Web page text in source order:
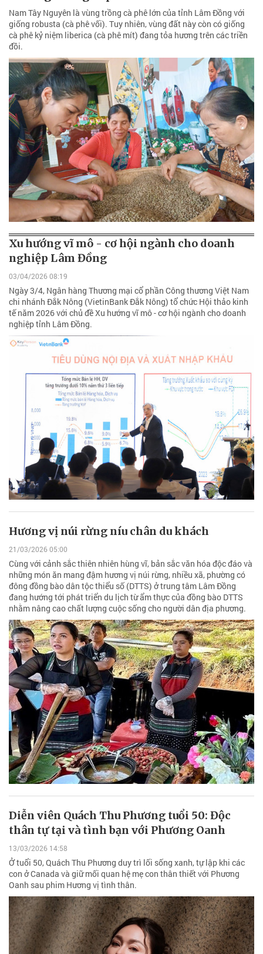
Nam Tây Nguyên là vùng trồng cà phê lớn của tỉnh Lâm Đồng với
giống robusta (cà phê vối). Tuy nhiên, vùng đất này còn có giống
cà phê kỷ niệm liberica (cà phê mít) đang tỏa hương trên các triền
đồi.
Xu hướng vĩ mô - cơ hội ngành cho doanh
nghiệp Lâm Đồng
03/04/2026 08:19
Ngày 3/4, Ngân hàng Thương mại cổ phần Công thương Việt Nam
chi nhánh Đắk Nông (VietinBank Đắk Nông) tổ chức Hội thảo kinh
tế năm 2026 với chủ đề Xu hướng vĩ mô - cơ hội ngành cho doanh
nghiệp tỉnh Lâm Đồng.
Hương vị núi rừng níu chân du khách
21/03/2026 05:00
Cùng với cảnh sắc thiên nhiên hùng vĩ, bản sắc văn hóa độc đáo và
những món ăn mang đậm hương vị núi rừng, nhiều xã, phường có
đông đồng bào dân tộc thiểu số (DTTS) ở trung tâm Lâm Đồng
đang hướng tới phát triển du lịch từ ẩm thực của đồng bào DTTS
nhằm nâng cao chất lượng cuộc sống cho người dân địa phương.
Diễn viên Quách Thu Phương tuổi 50: Độc
thân tự tại và tình bạn với Phương Oanh
13/03/2026 14:58
Ở tuổi 50, Quách Thu Phương duy trì lối sống xanh, tự lập khi các
con ở Canada và giữ mối quan hệ mẹ con thân thiết với Phương
Oanh sau phim Hương vị tình thân.